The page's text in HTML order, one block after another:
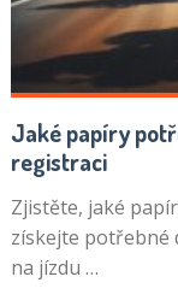
Jaké papíry
registraci
Zjistěte, jaké
získejte potřebné
na jízdu …